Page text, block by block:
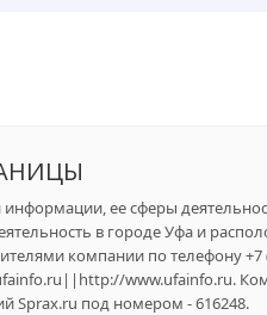
ее сферы
в городе Уфа и
компании по телефону +7
www.ufainfo.ru.
Sprax.ru под номером - 616248.